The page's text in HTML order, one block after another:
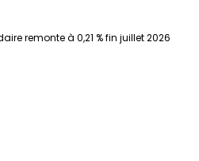
remonte à 0,21 % fin juillet 2026